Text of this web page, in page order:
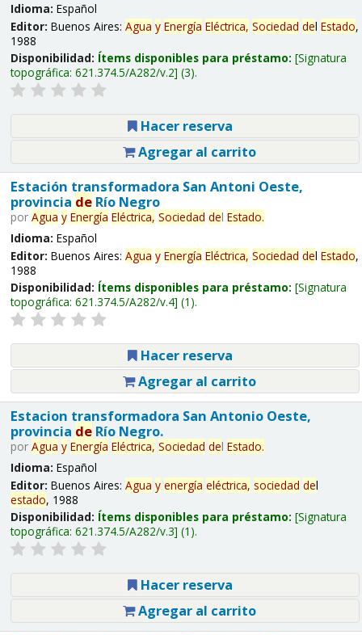
Idioma: Español
Editor: Buenos Aires: Agua y Energía Eléctrica, Sociedad del Estado,
1988
Disponibilidad: Ítems disponibles para préstamo: Signatura
topográfica: 621.374.5/A282/v.2 (3).
Hacer reserva
Agregar al carrito
Estación transformadora San Antoni Oeste,
provincia deRío Negro
por Agua y Energía Eléctrica, Sociedad del Estado.
Idioma: Español
Editor: Buenos Aires: Agua y Energía Eléctrica, Sociedad del Estado,
1988
Disponibilidad: Ítems disponibles para préstamo: Signatura
topográfica: 621.374.5/A282/v.4 (1).
Hacer reserva
Agregar al carrito
Estacion transformadora San Antonio Oeste,
provincia deRío Negro.
por Agua y Energía Eléctrica, Sociedad del Estado.
Idioma: Español
Editor: Buenos Aires: Agua y energía eléctrica, sociedad del
estado, 1988
Disponibilidad: Ítems disponibles para préstamo: Signatura
topográfica: 621.374.5/A282/v.3 (1).
Hacer reserva
Agregar al carrito